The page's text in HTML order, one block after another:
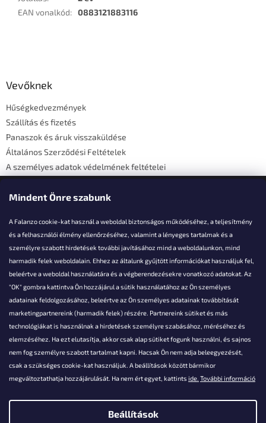
Mindent Önre szabunk
A Falanzo cookie-kat használ a weboldal biztonságos működéséhez, a teljesítmény
és a felhasználói élmény ellenőrzéséhez, valamint a lényeges tartalmak és a
személyre szabott hirdetések további javításához mind a weboldalunkon, mind
harmadik felek weboldalain. Ehhez az általunk gyűjtött információkat használjuk fel,
beleértve a weboldal használatára és a végberendezésekre vonatkozó adatokat. Az
"OK" gombra kattintva Ön hozzájárul a sütik használatához az Ön személyes
adatainak feldolgozásához, beleértve az Ön személyes adatainak továbbítását
marketingpartnereink (harmadik felek) részére. Partnereink sütiket és más
technológiákat is használnak a hirdetések személyre szabásához, méréséhez és
elemzéséhez. Ha ezt elutasítja, akkor csak alap sütiket fogunk használni, és sajnos
nem fog személyre szabott tartalmat kapni. Hacsak Ön nem adja beleegyezését,
csak a szükséges cookie-kat használjuk. A beállítások között bármikor
megváltoztathatja hozzájárulását. Ha nem ért egyet, kattints ide. További információ
Beállítások
EAN vonalkód: 0883121883116
Vevőknek
Hűségkedvezmények
Szállítás és fizetés
Panaszok és áruk visszaküldése
Általános Szerződési Feltételek
A személyes adatok védelmének feltételei
Elérhetőségi adatok
Akarsz kérdezni valamit?
info@falanzo.hu